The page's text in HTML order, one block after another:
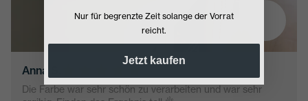
Anna S.
Die Farbe war sehr schön zu verarbeiten und war sehr
Nur für begrenzte Zeit solange der Vorrat
reicht.
Jetzt kaufen